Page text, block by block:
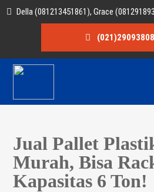
Della (081213451861), Grace
(021)29093808
Jual Pallet
Murah, Bisa
Kapasitas 6 Ton!